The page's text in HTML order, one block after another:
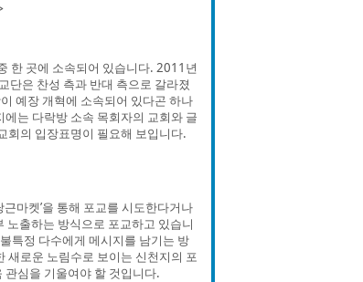
한 곳에 소속되어 있습니다. 2011년
단은 찬성 측과 반대 측으로 갈라졌
예장 개혁에 소속되어 있다곤 하나
는 다락방 소속 목회자의 교회와 글
회의 입장표명이 필요해 보입니다.
마켓’을 통해 포교를 시도한다거나
노출하는 방식으로 포교하고 있습니
특정 다수에게 메시지를 남기는 방
새로운 노림수로 보이는 신천지의 포
심을 기울여야 할 것입니다.